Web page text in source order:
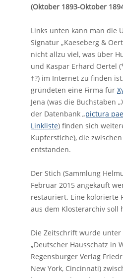
(Oktober 1893-Oktober
Links unten kann man die
Signatur „Kaeseberg &
nicht allzu viel, was über
und Kaspar Erhard Oertel
†?) im Internet zu finden
gründeten eine Firma für
Jena (was die Buchstaben
der Datenbank „pictura
Linkliste) finden sich
Kupferstiche), die
entstanden.
Der Stich (Sammlung
Februar 2015 angekauft
restauriert. Eine kolorierte
aus dem Klosterarchiv soll
Die Zeitschrift wurde
„Deutscher Hausschatz in
Regensburger Verlag
New York, Cincinnati)